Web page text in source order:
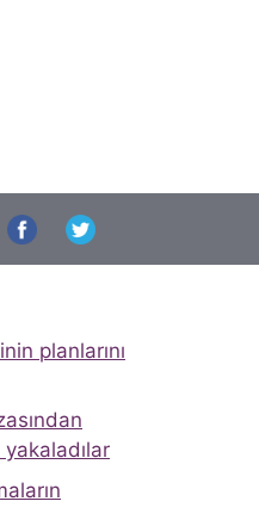
planlarını
yakaladılar